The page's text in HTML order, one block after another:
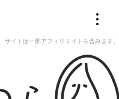
サイトは一部アフィリエイトを含みます。